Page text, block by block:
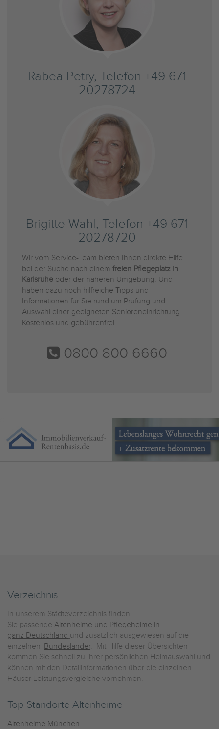
Rabea Petry, Telefon +49 671
20278724
Brigitte Wahl, Telefon +49 671
20278720
Wir vom Service-Team bieten Ihnen direkte Hilfe
bei der Suche nach einem freien Pflegeplatz in
Karlsruhe oder der näheren Umgebung. Und
haben dazu noch hilfreiche Tipps und
Informationen für Sie rund um Prüfung und
Auswahl einer geeigneten Senioreneinrichtung.
Kostenlos und gebührenfrei.
0800 800 6660
Verzeichnis
In unserem Städteverzeichnis finden
Sie passende Altenheime und Pflegeheime in
ganz Deutschland und zusätzlich ausgewiesen auf die
einzelnen Bundesländer. Mit Hilfe dieser Übersichten
kommen Sie schnell zu Ihrer persönlichen Heimauswahl und
können mit den Detailinformationen über die einzelnen
Häuser Leistungsvergleiche vornehmen.
Top-Standorte Altenheime
Altenheime München